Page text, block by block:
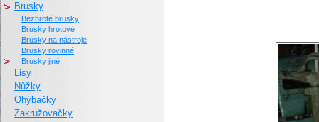
Brusky
bezhroté brusky
brusky hrotové
brusky na nástroje
brusky rovinné
brusky jiné
Lisy
Nůžky
Ohýbačky
Zakružovačky